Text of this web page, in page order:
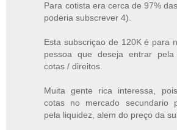
Para cotista era cerca de 97%
poderia subscrever 4).
Esta subscriçao de 120K é para
pessoa que deseja entrar
cotas / direitos.
Muita gente rica interessa,
cotas no mercado secundario
pela liquidez, alem do preço da